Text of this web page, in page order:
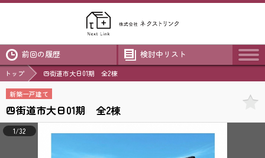
前回の履歴 検討中リスト
トップ 四街道市大日01期 全2棟
新築一戸建て
四街道市大日01期 全2棟
1/32